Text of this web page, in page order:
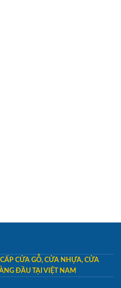
CỬA GỖ, CỬA NHỰA, CỬA
ĐẦU TẠI VIỆT NAM